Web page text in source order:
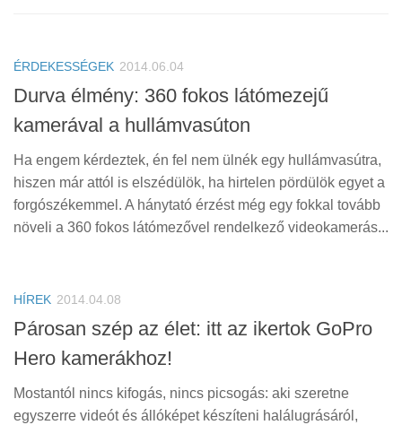
ÉRDEKESSÉGEK 2014.06.04
Durva élmény: 360 fokos látómezejű
kamerával a hullámvasúton
Ha engem kérdeztek, én fel nem ülnék egy hullámvasútra,
hiszen már attól is elszédülök, ha hirtelen pördülök egyet a
forgószékemmel. A hánytató érzést még egy fokkal tovább
növeli a 360 fokos látómezővel rendelkező videokamerás...
HÍREK 2014.04.08
Párosan szép az élet: itt az ikertok GoPro
Hero kamerákhoz!
Mostantól nincs kifogás, nincs picsogás: aki szeretne
egyszerre videót és állóképet készíteni halálugrásáról,